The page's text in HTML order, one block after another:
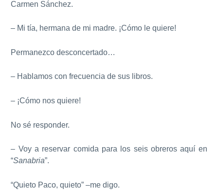
Carmen Sánchez.
– Mi tía, hermana de mi madre. ¡Cómo le quiere!
Permanezco desconcertado…
– Hablamos con frecuencia de sus libros.
– ¡Cómo nos quiere!
No sé responder.
– Voy a reservar comida para los seis obreros aquí en
“Sanabria”.
“Quieto Paco, quieto” –me digo.